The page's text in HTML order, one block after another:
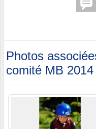
Photos
comité MB